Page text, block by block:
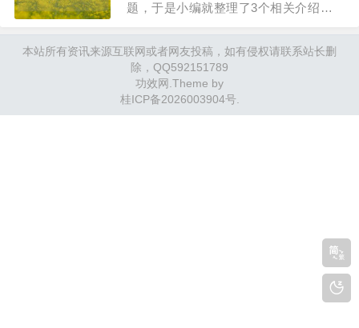
题，于是小编就整理了3个相关介绍桑葚
吧。桑葚有什么功効？《随息居饮食谱》
中说桑椹的功效有——滋肝肾，充血液，
止消渴，利关节，解酒毒，祛风湿；聪耳
明目，安魂镇魄……久久服之，须发不
本站所有资讯来源互联网或者网友投稿，如有侵权请联系站长删
除，QQ592151789
功效网 .Theme by
桂ICP备2026003904号.